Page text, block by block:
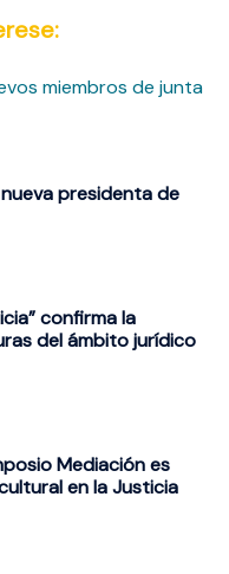
presidenta de
confirma la
del ámbito jurídico
Mediación es
en la Justicia